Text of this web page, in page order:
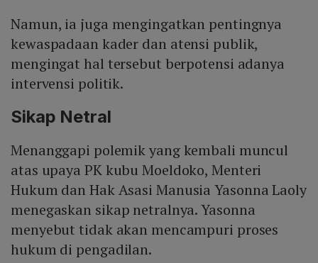
Namun, ia juga mengingatkan pentingnya
kewaspadaan kader dan atensi publik,
mengingat hal tersebut berpotensi adanya
intervensi politik.
Sikap Netral
Menanggapi polemik yang kembali muncul
atas upaya PK kubu Moeldoko, Menteri
Hukum dan Hak Asasi Manusia Yasonna Laoly
menegaskan sikap netralnya. Yasonna
menyebut tidak akan mencampuri proses
hukum di pengadilan.